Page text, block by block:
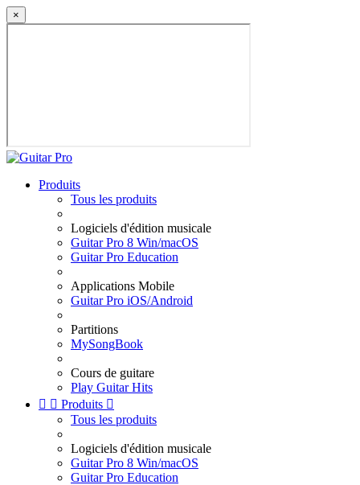
×
Produits
Tous les produits
Logiciels d'édition musicale
Guitar Pro 8 Win/macOS
Guitar Pro Education
Applications Mobile
Guitar Pro iOS/Android
Partitions
MySongBook
Cours de guitare
Play Guitar Hits
  Produits 
Tous les produits
Logiciels d'édition musicale
Guitar Pro 8 Win/macOS
Guitar Pro Education